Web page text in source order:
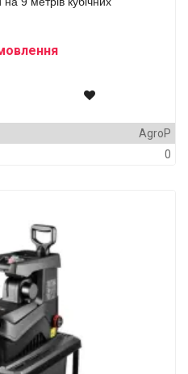
AgroP
0